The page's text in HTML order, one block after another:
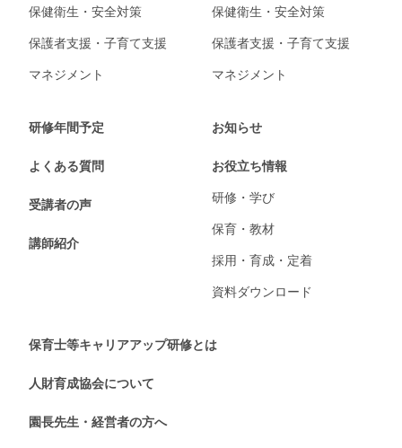
保健衛生・安全対策
保護者支援・子育て支援
マネジメント
保健衛生・安全対策
保護者支援・子育て支援
マネジメント
研修年間予定
よくある質問
受講者の声
講師紹介
お知らせ
お役立ち情報
研修・学び
保育・教材
採用・育成・定着
資料ダウンロード
保育士等キャリアアップ研修とは
人財育成協会について
園長先生・経営者の方へ